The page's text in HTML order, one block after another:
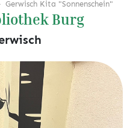
Gerwisch Kita "Sonnenschein"
Burg